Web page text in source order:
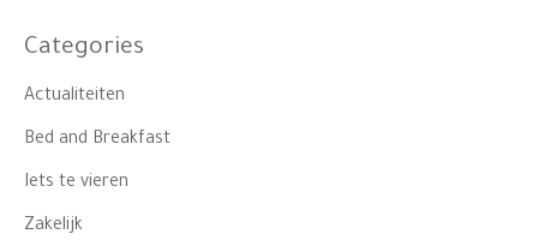
Categories
Actualiteiten
Bed and Breakfast
Iets te vieren
Zakelijk